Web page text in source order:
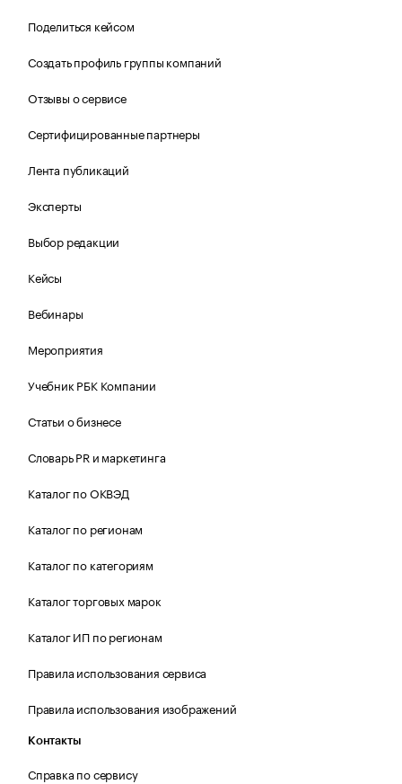
Поделиться кейсом
Создать профиль группы компаний
Отзывы о сервисе
Сертифицированные партнеры
Лента публикаций
Эксперты
Выбор редакции
Кейсы
Вебинары
Мероприятия
Учебник РБК Компании
Статьи о бизнесе
Словарь PR и маркетинга
Каталог по ОКВЭД
Каталог по регионам
Каталог по категориям
Каталог торговых марок
Каталог ИП по регионам
Правила использования сервиса
Правила использования изображений
Контакты
Справка по сервису